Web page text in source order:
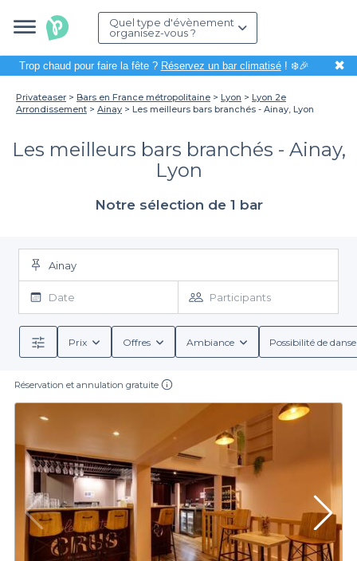
Quel type d'évènement
organisez-vous ?
Trop chaud pour faire la fête ? Réservez un bar climatisé! ❄️🎉 ✖
Privateaser Bars en France métropolitaine Lyon
Lyon 2e
Arrondissement
Ainay Les meilleurs bars branchés - Ainay, Lyon
Les meilleurs bars branchés - Ainay,
Lyon
Notre sélection de 1 bar
Ainay
Date Participants
Prix Offres Ambiance Possibilité de
Réservation et annulation gratuite